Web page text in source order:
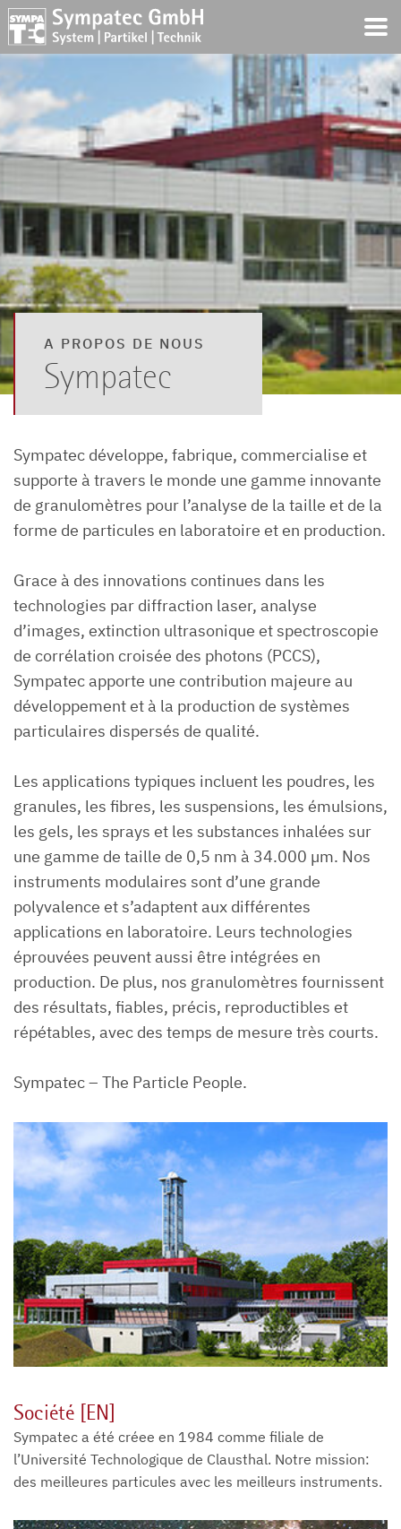
A PROPOS DE NOUS
Sympatec
Sympatec développe, fabrique, commercialise et
supporte à travers le monde une gamme innovante
de granulomètres pour l’analyse de la taille et de la
forme de particules en laboratoire et en production.
Grace à des innovations continues dans les
technologies par diffraction laser, analyse
d’images, extinction ultrasonique et spectroscopie
de corrélation croisée des photons (PCCS),
Sympatec apporte une contribution majeure au
développement et à la production de systèmes
particulaires dispersés de qualité.
Les applications typiques incluent les poudres, les
granules, les fibres, les suspensions, les émulsions,
les gels, les sprays et les substances inhalées sur
une gamme de taille de 0,5 nm à 34.000 µm. Nos
instruments modulaires sont d’une grande
polyvalence et s’adaptent aux différentes
applications en laboratoire. Leurs technologies
éprouvées peuvent aussi être intégrées en
production. De plus, nos granulomètres fournissent
des résultats, fiables, précis, reproductibles et
répétables, avec des temps de mesure très courts.
Sympatec – The Particle People.
Société [EN]
Sympatec a été créee en 1984 comme filiale de
l’Université Technologique de Clausthal. Notre mission:
des meilleures particules avec les meilleurs instruments.